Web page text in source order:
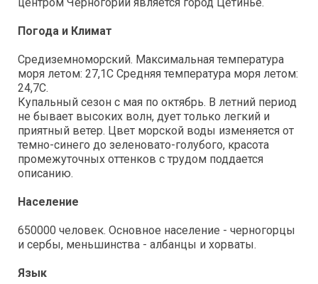
Погода и Климат
Средиземноморский. Максимальная температура
моря летом: 27,1С Средняя температура моря летом:
24,7С.
Купальный сезон с мая по октябрь. В летний период
не бывает высоких волн, дует только легкий и
приятный ветер. Цвет морской воды изменяется от
темно-синего до зеленовато-голубого, красота
промежуточных оттенков с трудом поддается
описанию.
Население
650000 человек. Основное население - черногорцы
и сербы, меньшинства - албанцы и хорваты.
Язык